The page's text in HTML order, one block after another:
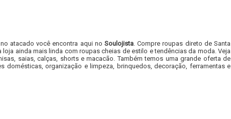
atacado você encontra aqui no Soulojista. Compre roupas direto de Santa
ainda mais linda com roupas cheias de estilo e tendências da moda. Veja
saias, calças, shorts e macacão. Também temos uma grande oferta de
domésticas, organização e limpeza, brinquedos, decoração, ferramentas e